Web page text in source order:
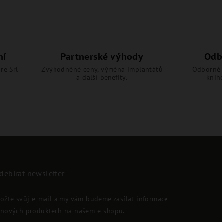
Srl
Partnerské výhody
Zvýhodněné ceny, výměna implantátů
a další benefity.
Odborné
newsletter
svůj e-mail a my vám budeme zasílat informace
produktech na našem e-shopu.